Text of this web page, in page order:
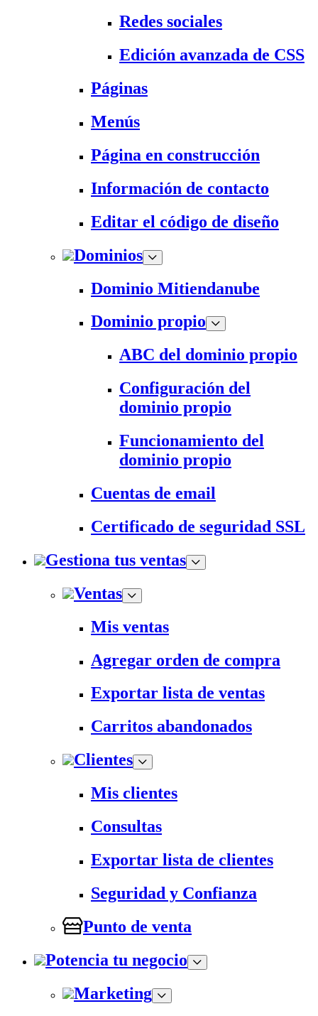
Redes sociales
Edición avanzada de CSS
Páginas
Menús
Página en construcción
Información de contacto
Editar el código de diseño
Dominios
Dominio Mitiendanube
Dominio propio
ABC del dominio propio
Configuración del
dominio propio
Funcionamiento del
dominio propio
Cuentas de email
Certificado de seguridad SSL
Gestiona tus ventas
Ventas
Mis ventas
Agregar orden de compra
Exportar lista de ventas
Carritos abandonados
Clientes
Mis clientes
Consultas
Exportar lista de clientes
Seguridad y Confianza
Punto de venta
Potencia tu negocio
Marketing